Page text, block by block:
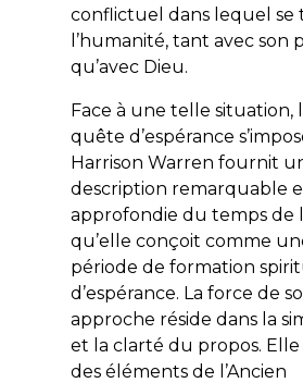
conflictuel dans lequel se
l’humanité, tant avec son
qu’avec Dieu.
Face à une telle situation,
quête d’espérance
Harrison Warren fournit
description remarquable
approfondie du temps de
qu’elle conçoit comme
période de formation
d’espérance. La force de
approche réside dans la
et la clarté du propos.
des éléments de l’Ancien